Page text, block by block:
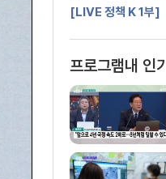
바로보기]
[LIVE 정책 K 1부]
프로그램내 인